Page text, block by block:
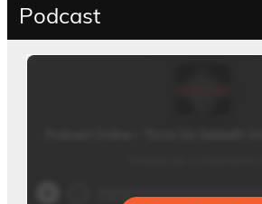
Podcast